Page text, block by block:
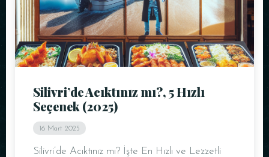
Silivri’de Acıktınız mı?, 5 Hızlı
Seçenek (2025)
16 Mart 2025
Silivri’de Acıktınız mı? İşte En Hızlı ve Lezzetli